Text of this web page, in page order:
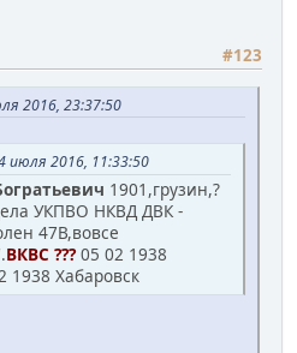
#123
2016, 23:37:50
2016, 11:33:50
1901,грузин,?
УКПВО НКВД ДВК -
47В,вовсе
ВКВС ???05 02 1938
1938 Хабаровск